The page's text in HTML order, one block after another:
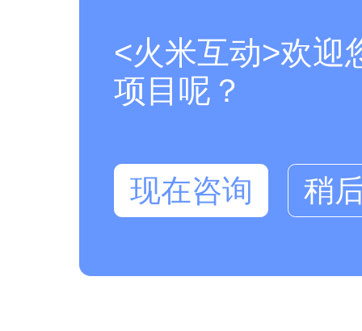
<火米互动>欢迎
项目呢？
现在咨询 稍